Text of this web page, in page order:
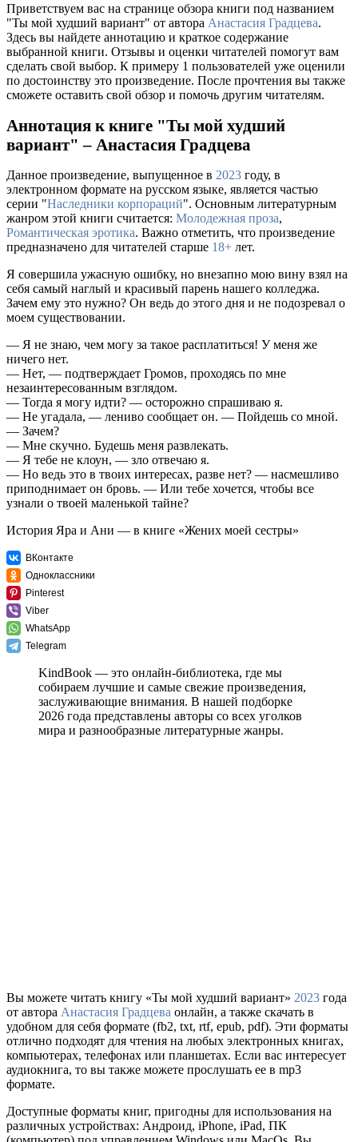
Приветствуем вас на странице обзора книги под названием
"Ты мой худший вариант" от автора Анастасия Градцева.
Здесь вы найдете аннотацию и краткое содержание
выбранной книги. Отзывы и оценки читателей помогут вам
сделать свой выбор. К примеру 1 пользователей уже оценили
по достоинству это произведение. После прочтения вы также
сможете оставить свой обзор и помочь другим читателям.
Аннотация к книге "Ты мой худший
вариант" – Анастасия Градцева
Данное произведение, выпущенное в 2023 году, в
электронном формате на русском языке, является частью
серии "Наследники корпораций". Основным литературным
жанром этой книги считается: Молодежная проза,
Романтическая эротика. Важно отметить, что произведение
предназначено для читателей старше 18+ лет.
Я совершила ужасную ошибку, но внезапно мою вину взял на
себя самый наглый и красивый парень нашего колледжа.
Зачем ему это нужно? Он ведь до этого дня и не подозревал о
моем существовании.
— Я не знаю, чем могу за такое расплатиться! У меня же
ничего нет.
— Нет, — подтверждает Громов, проходясь по мне
незаинтересованным взглядом.
— Тогда я могу идти? — осторожно спрашиваю я.
— Не угадала, — лениво сообщает он. — Пойдешь со мной.
— Зачем?
— Мне скучно. Будешь меня развлекать.
— Я тебе не клоун, — зло отвечаю я.
— Но ведь это в твоих интересах, разве нет? — насмешливо
приподнимает он бровь. — Или тебе хочется, чтобы все
узнали о твоей маленькой тайне?
История Яра и Ани — в книге «Жених моей сестры»
ВКонтакте
Одноклассники
Pinterest
Viber
WhatsApp
Telegram
KindBook — это онлайн-библиотека, где мы
собираем лучшие и самые свежие произведения,
заслуживающие внимания. В нашей подборке
2026 года представлены авторы со всех уголков
мира и разнообразные литературные жанры.
Вы можете читать книгу «Ты мой худший вариант» 2023 года
от автора Анастасия Градцева онлайн, а также скачать в
удобном для себя формате (fb2, txt, rtf, epub, pdf). Эти форматы
отлично подходят для чтения на любых электронных книгах,
компьютерах, телефонах или планшетах. Если вас интересует
аудиокнига, то вы также можете прослушать ее в mp3
формате.
Доступные форматы книг, пригодны для использования на
различных устройствах: Андроид, iPhone, iPad, ПК